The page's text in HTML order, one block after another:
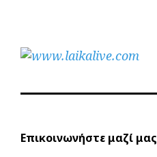
Επικοινωνήστε μαζί μας